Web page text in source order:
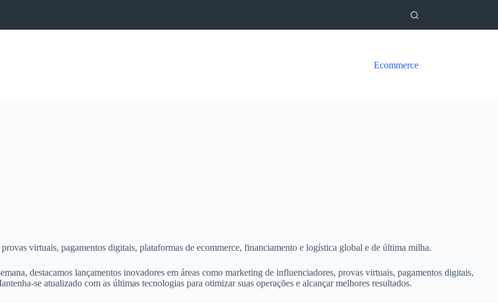
Ecommerce
virtuais, pagamentos digitais, plataformas de ecommerce, financiamento e logística global e de última milha.
destacamos lançamentos inovadores em áreas como marketing de influenciadores, provas virtuais, pagamentos digitais,
se atualizado com as últimas tecnologias para otimizar suas operações e alcançar melhores resultados.